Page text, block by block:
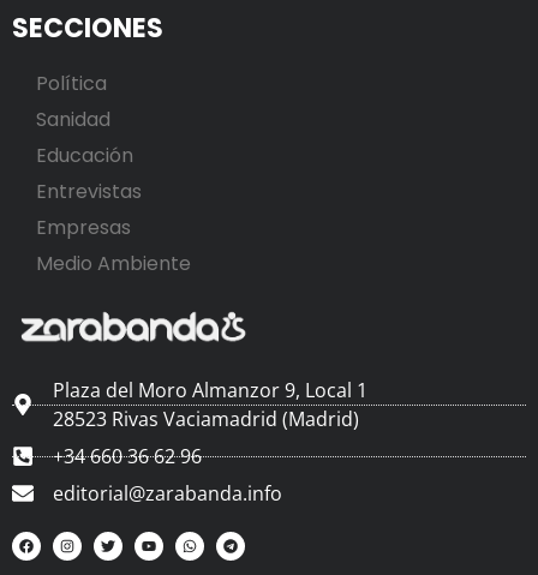
SECCIONES
Política
Sanidad
Educación
Entrevistas
Empresas
Medio Ambiente
Plaza del Moro Almanzor 9, Local 1
28523 Rivas Vaciamadrid (Madrid)
+34 660 36 62 96
editorial@zarabanda.info